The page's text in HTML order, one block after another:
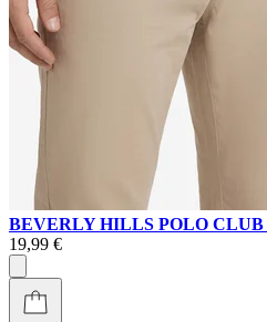
BEVERLY HILLS POLO CLUB
19,99 €